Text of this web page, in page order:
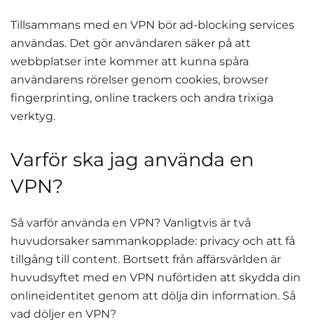
Tillsammans med en VPN bör ad-blocking services
användas. Det gör användaren säker på att
webbplatser inte kommer att kunna spåra
användarens rörelser genom cookies, browser
fingerprinting, online trackers och andra trixiga
verktyg.
Varför ska jag använda en
VPN?
Så varför använda en VPN? Vanligtvis är två
huvudorsaker sammankopplade: privacy och att få
tillgång till content. Bortsett från affärsvärlden är
huvudsyftet med en VPN nuförtiden att skydda din
onlineidentitet genom att dölja din information. Så
vad döljer en VPN?